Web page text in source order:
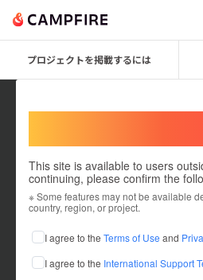
プロジェクトを掲載するには
This site is available to users
continuing, please confirm the
※ Some features may not be available
country, region, or project.
I agree to the Terms of Use and
I agree to the International Support
real Life
これまでに1件のプロジェクトを投稿
在住国：未設定